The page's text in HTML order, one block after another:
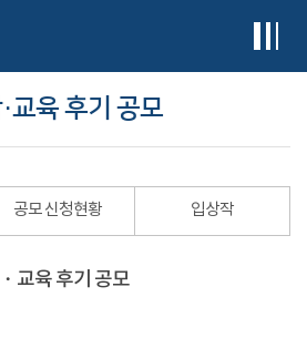
교육 후기 공모
공모 신청현황 입상작
교육 후기 공모